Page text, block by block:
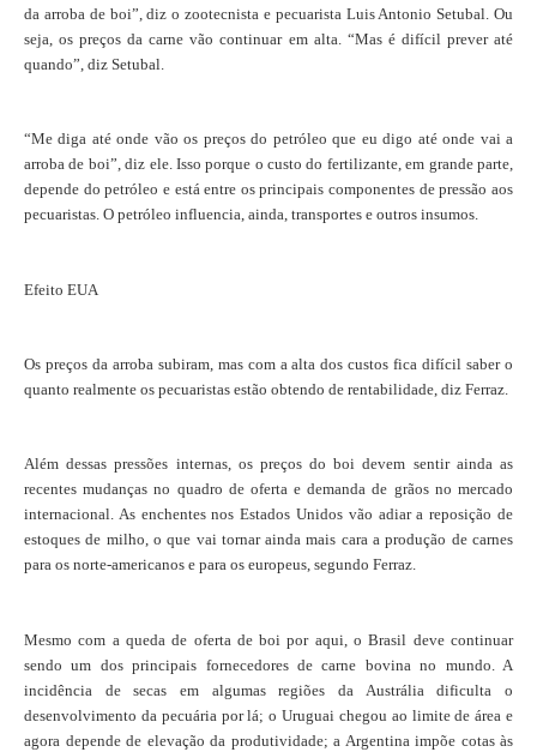
da arroba de boi”, diz o zootecnista e pecuarista Luis Antonio Setubal. Ou
seja, os preços da carne vão continuar em alta. “Mas é difícil prever até
quando”, diz Setubal.
“Me diga até onde vão os preços do petróleo que eu digo até onde vai a
arroba de boi”, diz ele. Isso porque o custo do fertilizante, em grande parte,
depende do petróleo e está entre os principais componentes de pressão aos
pecuaristas. O petróleo influencia, ainda, transportes e outros insumos.
Efeito EUA
Os preços da arroba subiram, mas com a alta dos custos fica difícil saber o
quanto realmente os pecuaristas estão obtendo de rentabilidade, diz Ferraz.
Além dessas pressões internas, os preços do boi devem sentir ainda as
recentes mudanças no quadro de oferta e demanda de grãos no mercado
internacional. As enchentes nos Estados Unidos vão adiar a reposição de
estoques de milho, o que vai tornar ainda mais cara a produção de carnes
para os norte-americanos e para os europeus, segundo Ferraz.
Mesmo com a queda de oferta de boi por aqui, o Brasil deve continuar
sendo um dos principais fornecedores de carne bovina no mundo. A
incidência de secas em algumas regiões da Austrália dificulta o
desenvolvimento da pecuária por lá; o Uruguai chegou ao limite de área e
agora depende de elevação da produtividade; a Argentina impõe cotas às